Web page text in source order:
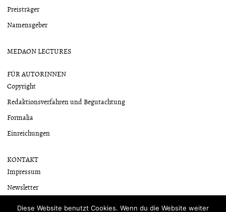
Preisträger
Namensgeber
MEDAON LECTURES
FÜR AUTORINNEN
Copyright
Redaktionsverfahren und Begutachtung
Formalia
Einreichungen
KONTAKT
Impressum
Newsletter
Diese Website benutzt Cookies. Wenn du die Website weiter